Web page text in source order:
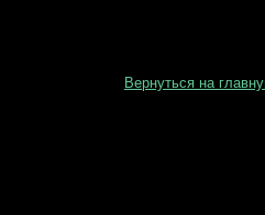
Вернуться на